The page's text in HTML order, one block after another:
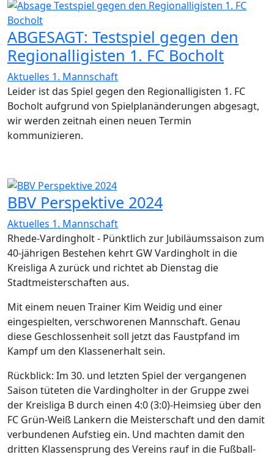
ABGESAGT: Testspiel gegen den
Regionalligisten 1. FC Bocholt
Aktuelles 1. Mannschaft
Leider ist das Spiel gegen den Regionalligisten 1. FC
Bocholt aufgrund von Spielplanänderungen abgesagt,
wir werden zeitnah einen neuen Termin
kommunizieren.
BBV Perspektive 2024
Aktuelles 1. Mannschaft
Rhede-Vardingholt - Pünktlich zur Jubiläumssaison zum
40-jährigen Bestehen kehrt GW Vardingholt in die
Kreisliga A zurück und richtet ab Dienstag die
Stadtmeisterschaften aus.
Mit einem neuen Trainer Kim Weidig und einer
eingespielten, verschworenen Mannschaft. Genau
diese Geschlossenheit soll jetzt das Faustpfand im
Kampf um den Klassenerhalt sein.
Rückblick: Im 30. und letzten Spiel der vergangenen
Saison tüteten die Vardingholter in der Gruppe zwei
der Kreisliga B durch einen 4:0 (3:0)-Heimsieg über den
FC Grün-Weiß Lankern die Meisterschaft und den damit
verbundenen Aufstieg ein. Und machten damit den
dritten Klassensprung des Vereins rauf in die Fußball-